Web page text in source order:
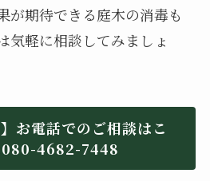
が期待できる庭木の消毒も
気軽に相談してみましょ
お電話でのご相談はこ
4682-7448